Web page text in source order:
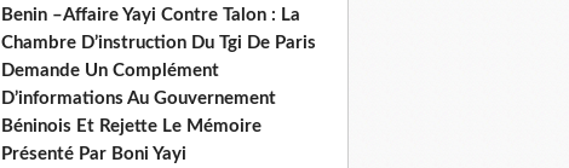
Benin –Affaire Yayi Contre Talon : La
Chambre D’instruction Du Tgi De Paris
Demande Un Complément
D’informations Au Gouvernement
Béninois Et Rejette Le Mémoire
Présenté Par Boni Yayi